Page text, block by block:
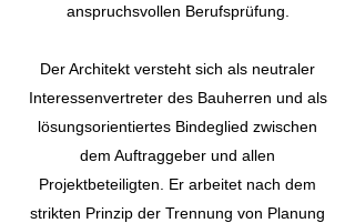
anspruchsvollen Berufsprüfung.
Der Architekt versteht sich als neutraler
Interessenvertreter des Bauherren und als
lösungsorientiertes Bindeglied zwischen
dem Auftraggeber und allen
Projektbeteiligten. Er arbeitet nach dem
strikten Prinzip der Trennung von Planung